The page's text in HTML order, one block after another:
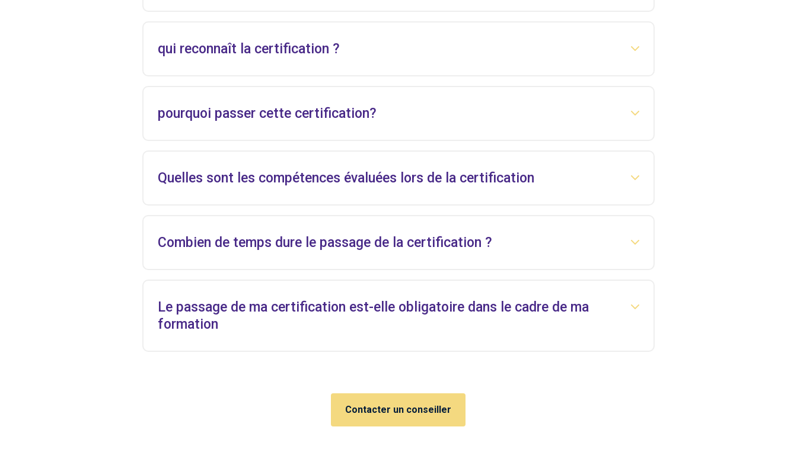
qui reconnaît la certification ?
pourquoi passer cette certification?
Quelles sont les compétences évaluées lors de la certification
Combien de temps dure le passage de la certification ?
Le passage de ma certification est-elle obligatoire dans le cadre de ma
formation
Contacter un conseiller